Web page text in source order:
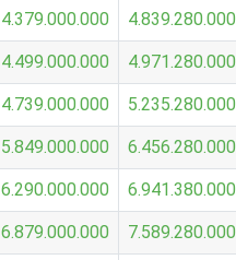
4.379.000.000 4.839.280.000
4.499.000.000 4.971.280.000
4.739.000.000 5.235.280.000
5.849.000.000 6.456.280.000
6.290.000.000 6.941.380.000
6.879.000.000 7.589.280.000